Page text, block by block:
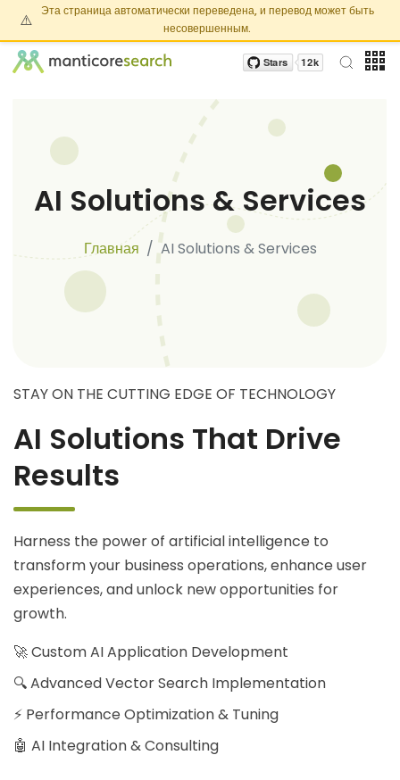
⚠️ Эта страница автоматически переведена, и перевод может быть
несовершенным.
AI Solutions & Services
Главная AI Solutions & Services
STAY ON THE CUTTING EDGE OF TECHNOLOGY
AI Solutions That Drive
Results
Harness the power of artificial intelligence to
transform your business operations, enhance user
experiences, and unlock new opportunities for
growth.
🚀 Custom AI Application Development
🔍 Advanced Vector Search Implementation
⚡ Performance Optimization & Tuning
🤖 AI Integration & Consulting